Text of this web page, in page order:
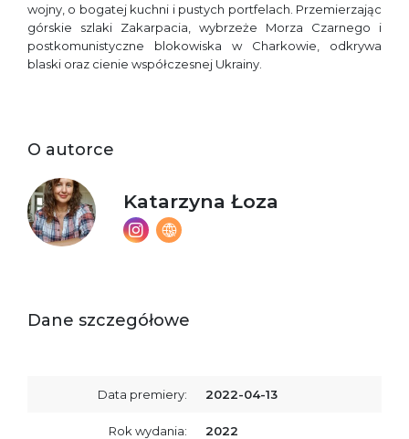
wojny, o bogatej kuchni i pustych portfelach. Przemierzając
górskie szlaki Zakarpacia, wybrzeże Morza Czarnego i
postkomunistyczne blokowiska w Charkowie, odkrywa
blaski oraz cienie współczesnej Ukrainy.
O autorce
Katarzyna Łoza
Dane szczegółowe
Data premiery: 2022-04-13
Rok wydania: 2022